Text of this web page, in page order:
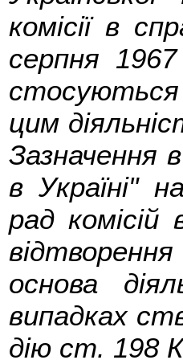
комісії в
серпня
стосуються
цим
Зазначення
в Україні"
рад комісій
основа
випадках
дію ст. 198